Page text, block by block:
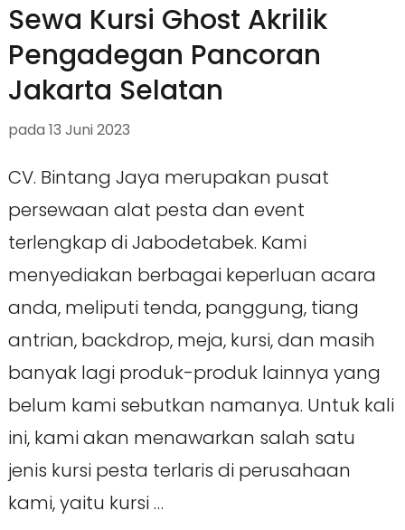
Sewa Kursi Ghost Akrilik
Pengadegan Pancoran
Jakarta Selatan
pada 13 Juni 2023
CV. Bintang Jaya merupakan pusat
persewaan alat pesta dan event
terlengkap di Jabodetabek. Kami
menyediakan berbagai keperluan acara
anda, meliputi tenda, panggung, tiang
antrian, backdrop, meja, kursi, dan masih
banyak lagi produk-produk lainnya yang
belum kami sebutkan namanya. Untuk kali
ini, kami akan menawarkan salah satu
jenis kursi pesta terlaris di perusahaan
kami, yaitu kursi …